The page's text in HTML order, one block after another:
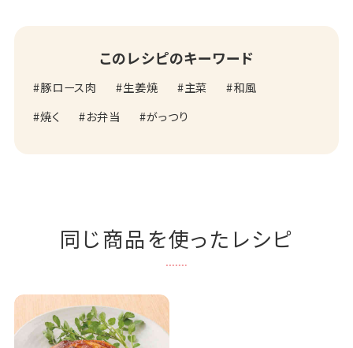
このレシピのキーワード
豚ロース肉 生姜焼 主菜
和風
焼く
お弁当 がっつり
同じ商品を使ったレシピ